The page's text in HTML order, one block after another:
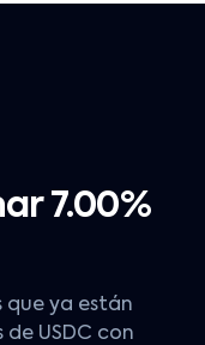
7.00%
que ya están
USDC con